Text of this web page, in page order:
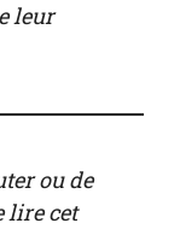
leur
ou de
lire cet